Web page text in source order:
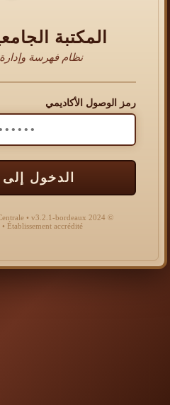
المكتبة
نظام فهرسة
رمز الوصول الأكاديمي
الدخول
© 2024 Bibliothèque Universitaire Centrale • v3.2.1-bordeaux
Établissement accrédité • وزارة التعليم العالي